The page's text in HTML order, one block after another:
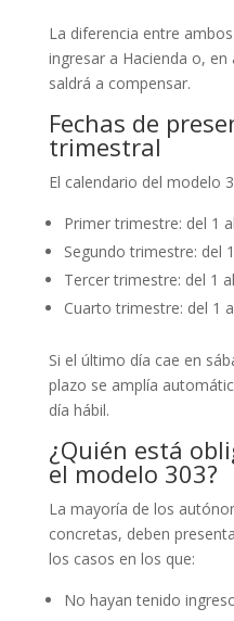
La diferencia entre
ingresar a Hacienda o,
saldrá a compensar.
Fechas de
trimestral
El calendario del modelo
Primer trimestre: del 1
Segundo trimestre: del
Tercer trimestre: del 1
Cuarto trimestre: del 1
Si el último día cae en
plazo se amplía
día hábil.
¿Quién está
el modelo 303?
La mayoría de los
concretas, deben
los casos en los que:
No hayan tenido